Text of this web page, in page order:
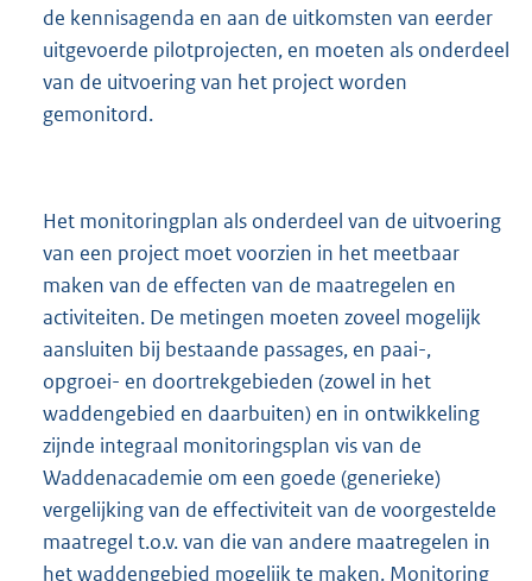
de kennisagenda en aan de uitkomsten van eerder
uitgevoerde pilotprojecten, en moeten als onderdeel
van de uitvoering van het project worden
gemonitord.
Het monitoringplan als onderdeel van de uitvoering
van een project moet voorzien in het meetbaar
maken van de effecten van de maatregelen en
activiteiten. De metingen moeten zoveel mogelijk
aansluiten bij bestaande passages, en paai-,
opgroei- en doortrekgebieden (zowel in het
waddengebied en daarbuiten) en in ontwikkeling
zijnde integraal monitoringsplan vis van de
Waddenacademie om een goede (generieke)
vergelijking van de effectiviteit van de voorgestelde
maatregel t.o.v. van die van andere maatregelen in
het waddengebied mogelijk te maken. Monitoring